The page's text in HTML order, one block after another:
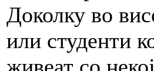
Доколку во
или студенти